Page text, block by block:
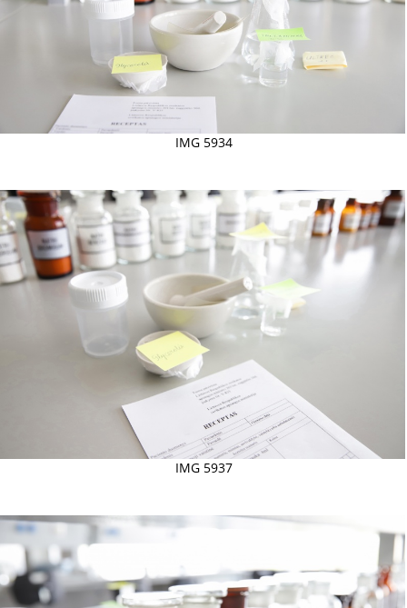
IMG 5934
IMG 5937